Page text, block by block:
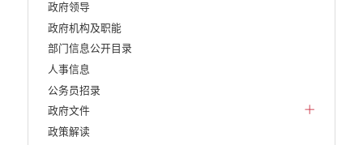
政府领导
政府机构及职能
部门信息公开目录
人事信息
公务员招录
政府文件
政策解读